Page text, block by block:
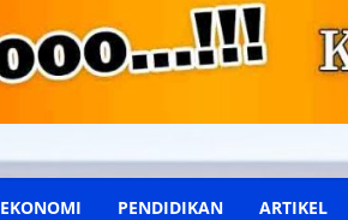
EKONOMI PENDIDIKAN ARTIKEL